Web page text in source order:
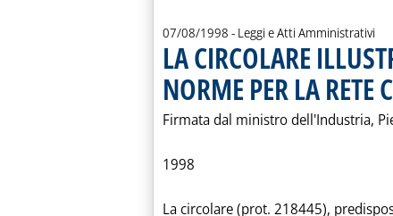
07/08/1998 - Leggi e Atti Amministrativi
LA CIRCOLARE
NORME PER LA RETE
Firmata dal ministro dell'Industria,
1998
La circolare (prot. 218445),